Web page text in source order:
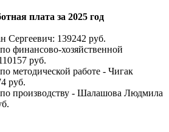
плата за 2025 год
Сергеевич: 139242 руб.
финансово-хозяйственной
руб.
методической работе - Чигак
руб.
по производству - Шалашова Людмила